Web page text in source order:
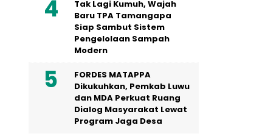
Tak Lagi Kumuh, Wajah
Baru TPA Tamangapa
Siap Sambut Sistem
Pengelolaan Sampah
Modern
FORDES MATAPPA
Dikukuhkan, Pemkab Luwu
dan MDA Perkuat Ruang
Dialog Masyarakat Lewat
Program Jaga Desa